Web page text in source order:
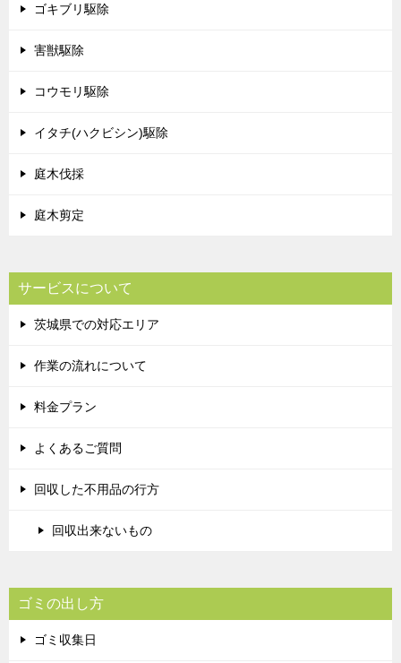
ゴキブリ駆除
害獣駆除
コウモリ駆除
イタチ(ハクビシン)駆除
庭木伐採
庭木剪定
サービスについて
茨城県での対応エリア
作業の流れについて
料金プラン
よくあるご質問
回収した不用品の行方
回収出来ないもの
ゴミの出し方
ゴミ収集日